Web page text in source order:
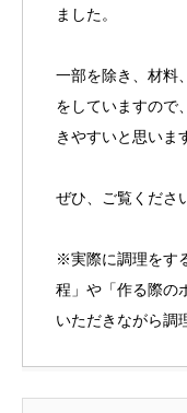
ました。
一部を除き、材料
をしていますので
きやすいと思いま
ぜひ、ご覧くださ
※実際に調理をす
程」や「作る際の
いただきながら調